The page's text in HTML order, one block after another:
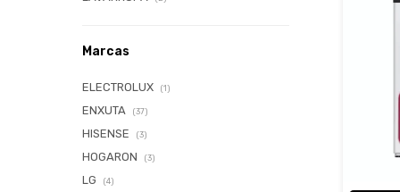
Marcas
ELECTROLUX (1)
ENXUTA (37)
HISENSE (3)
HOGARON (3)
LG (4)